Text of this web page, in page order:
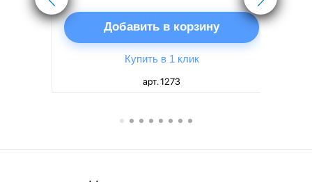
Добавить в корзину
Купить в 1 клик
арт. 1273